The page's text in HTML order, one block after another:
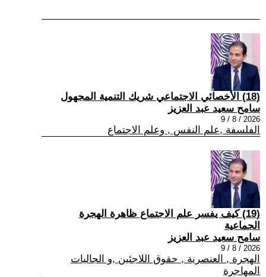
(18) الأخصائي الاجتماعي شريك التنمية المجهول
سامح سعيد عبد العزيز
2026 / 8 / 9
الفلسفة ,علم النفس , وعلم الاجتماع
(19) كيف يفسر علم الاجتماع ظاهرة الهجرة
الجماعية
سامح سعيد عبد العزيز
2026 / 8 / 9
الهجرة , العنصرية , حقوق اللاجئين ,و الجاليات
المهاجرة